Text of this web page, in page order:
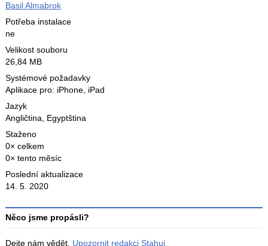
Basil Almabrok
Potřeba instalace
ne
Velikost souboru
26,84 MB
Systémové požadavky
Aplikace pro: iPhone, iPad
Jazyk
Angličtina, Egyptština
Staženo
0× celkem
0× tento měsíc
Poslední aktualizace
14. 5. 2020
Něco jsme propásli?
Dejte nám vědět. Upozornit redakci Stahuj